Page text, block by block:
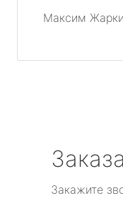
Максим
Закажите